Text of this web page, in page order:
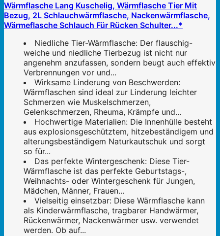
Wärmflasche Lang Kuschelig, Wärmflasche Tier Mit
Bezug, 2L Schlauchwärmflasche, Nackenwärmflasche,
Wärmeflasche Schlauch Für Rücken Schulter...*
Niedliche Tier-Wärmflasche: Der flauschig-
weiche und niedliche Tierbezug ist nicht nur
angenehm anzufassen, sondern beugt auch effektiv
Verbrennungen vor und...
Wirksame Linderung von Beschwerden:
Wärmflaschen sind ideal zur Linderung leichter
Schmerzen wie Muskelschmerzen,
Gelenkschmerzen, Rheuma, Krämpfe und...
Hochwertige Materialien: Die Innenhülle besteht
aus explosionsgeschütztem, hitzebeständigem und
alterungsbeständigem Naturkautschuk und sorgt
so für...
Das perfekte Wintergeschenk: Diese Tier-
Wärmflasche ist das perfekte Geburtstags-,
Weihnachts- oder Wintergeschenk für Jungen,
Mädchen, Männer, Frauen...
Vielseitig einsetzbar: Diese Wärmflasche kann
als Kinderwärmflasche, tragbarer Handwärmer,
Rückenwärmer, Nackenwärmer usw. verwendet
werden. Ob auf...